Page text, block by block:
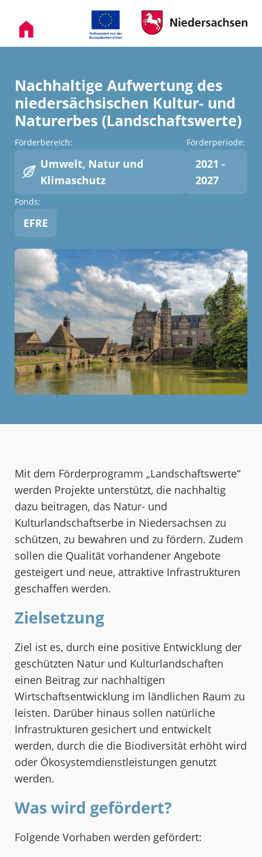
Nachhaltige Aufwertung des
niedersächsischen Kultur- und
Naturerbes (Landschaftswerte)
Förderbereich:
Umwelt, Natur und
Klimaschutz
Förderperiode:
2021 -
2027
Fonds:
EFRE
Mit dem Förderprogramm „Landschaftswerte“
werden Projekte unterstützt, die nachhaltig
dazu beitragen, das Natur- und
Kulturlandschaftserbe in Niedersachsen zu
schützen, zu bewahren und zu fördern. Zudem
sollen die Qualität vorhandener Angebote
gesteigert und neue, attraktive Infrastrukturen
geschaffen werden.
Zielsetzung
Ziel ist es, durch eine positive Entwicklung der
geschützten Natur und Kulturlandschaften
einen Beitrag zur nachhaltigen
Wirtschaftsentwicklung im ländlichen Raum zu
leisten. Darüber hinaus sollen natürliche
Infrastrukturen gesichert und entwickelt
werden, durch die die Biodiversität erhöht wird
oder Ökosystemdienstleistungen genutzt
werden.
Was wird gefördert?
Folgende Vorhaben werden gefördert: